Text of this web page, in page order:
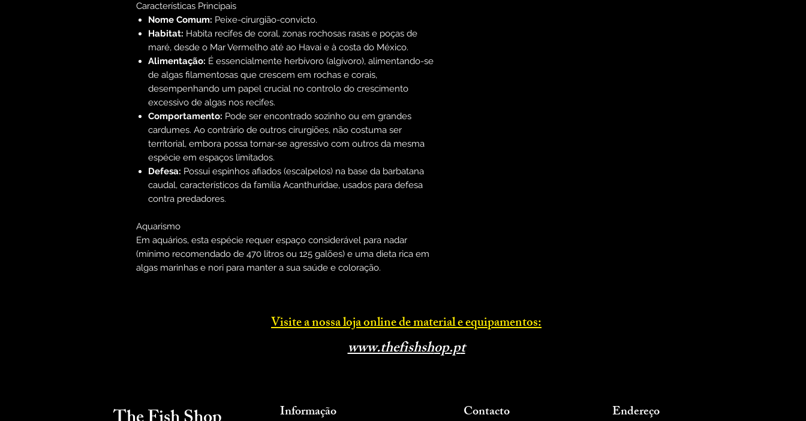
Características Principais
Nome Comum: Peixe-cirurgião-convicto.
Habitat: Habita recifes de coral, zonas rochosas rasas e poças de
maré, desde o Mar Vermelho até ao Havai e à costa do México.
Alimentação: É essencialmente herbívoro (algívoro), alimentando-se
de algas filamentosas que crescem em rochas e corais,
desempenhando um papel crucial no controlo do crescimento
excessivo de algas nos recifes.
Comportamento: Pode ser encontrado sozinho ou em grandes
cardumes. Ao contrário de outros cirurgiões, não costuma ser
territorial, embora possa tornar-se agressivo com outros da mesma
espécie em espaços limitados.
Defesa: Possui espinhos afiados (escalpelos) na base da barbatana
caudal, característicos da família Acanthuridae, usados para defesa
contra predadores.
Aquarismo
Em aquários, esta espécie requer espaço considerável para nadar
(mínimo recomendado de 470 litros ou 125 galões) e uma dieta rica em
algas marinhas e nori para manter a sua saúde e coloração.
Visite a nossa loja online de material e equipamentos:
www.thefishshop.pt
Informação Contacto Endereço